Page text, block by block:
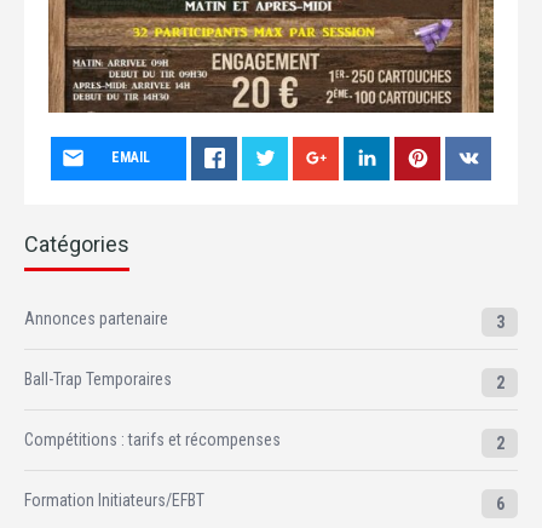
EMAIL
Catégories
Annonces partenaire 3
Ball-Trap Temporaires 2
Compétitions : tarifs et récompenses 2
Formation Initiateurs/EFBT 6